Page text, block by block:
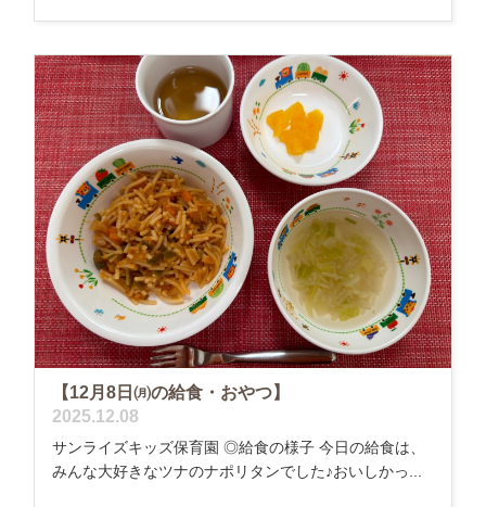
【12月8日㈪の給食・おやつ】
2025.12.08
サンライズキッズ保育園 ◎給食の様子 今日の給食は、
みんな大好きなツナのナポリタンでした♪おいしかっ...